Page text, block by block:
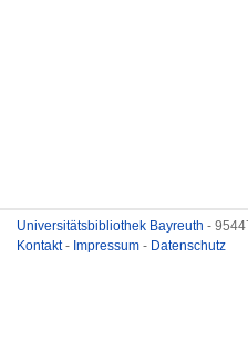
Universitätsbibliothek Bayreuth -
Kontakt- Impressum - Datenschutz